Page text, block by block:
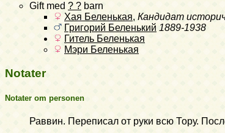
Gift med ? ? barn
Хая Беленькая, Кандидат
Григорий Беленький 1889-1938
Гитель Беленькая
Мэри Беленькая
Notater
Notater om personen
Раввин. Переписал от руки всю Тору.